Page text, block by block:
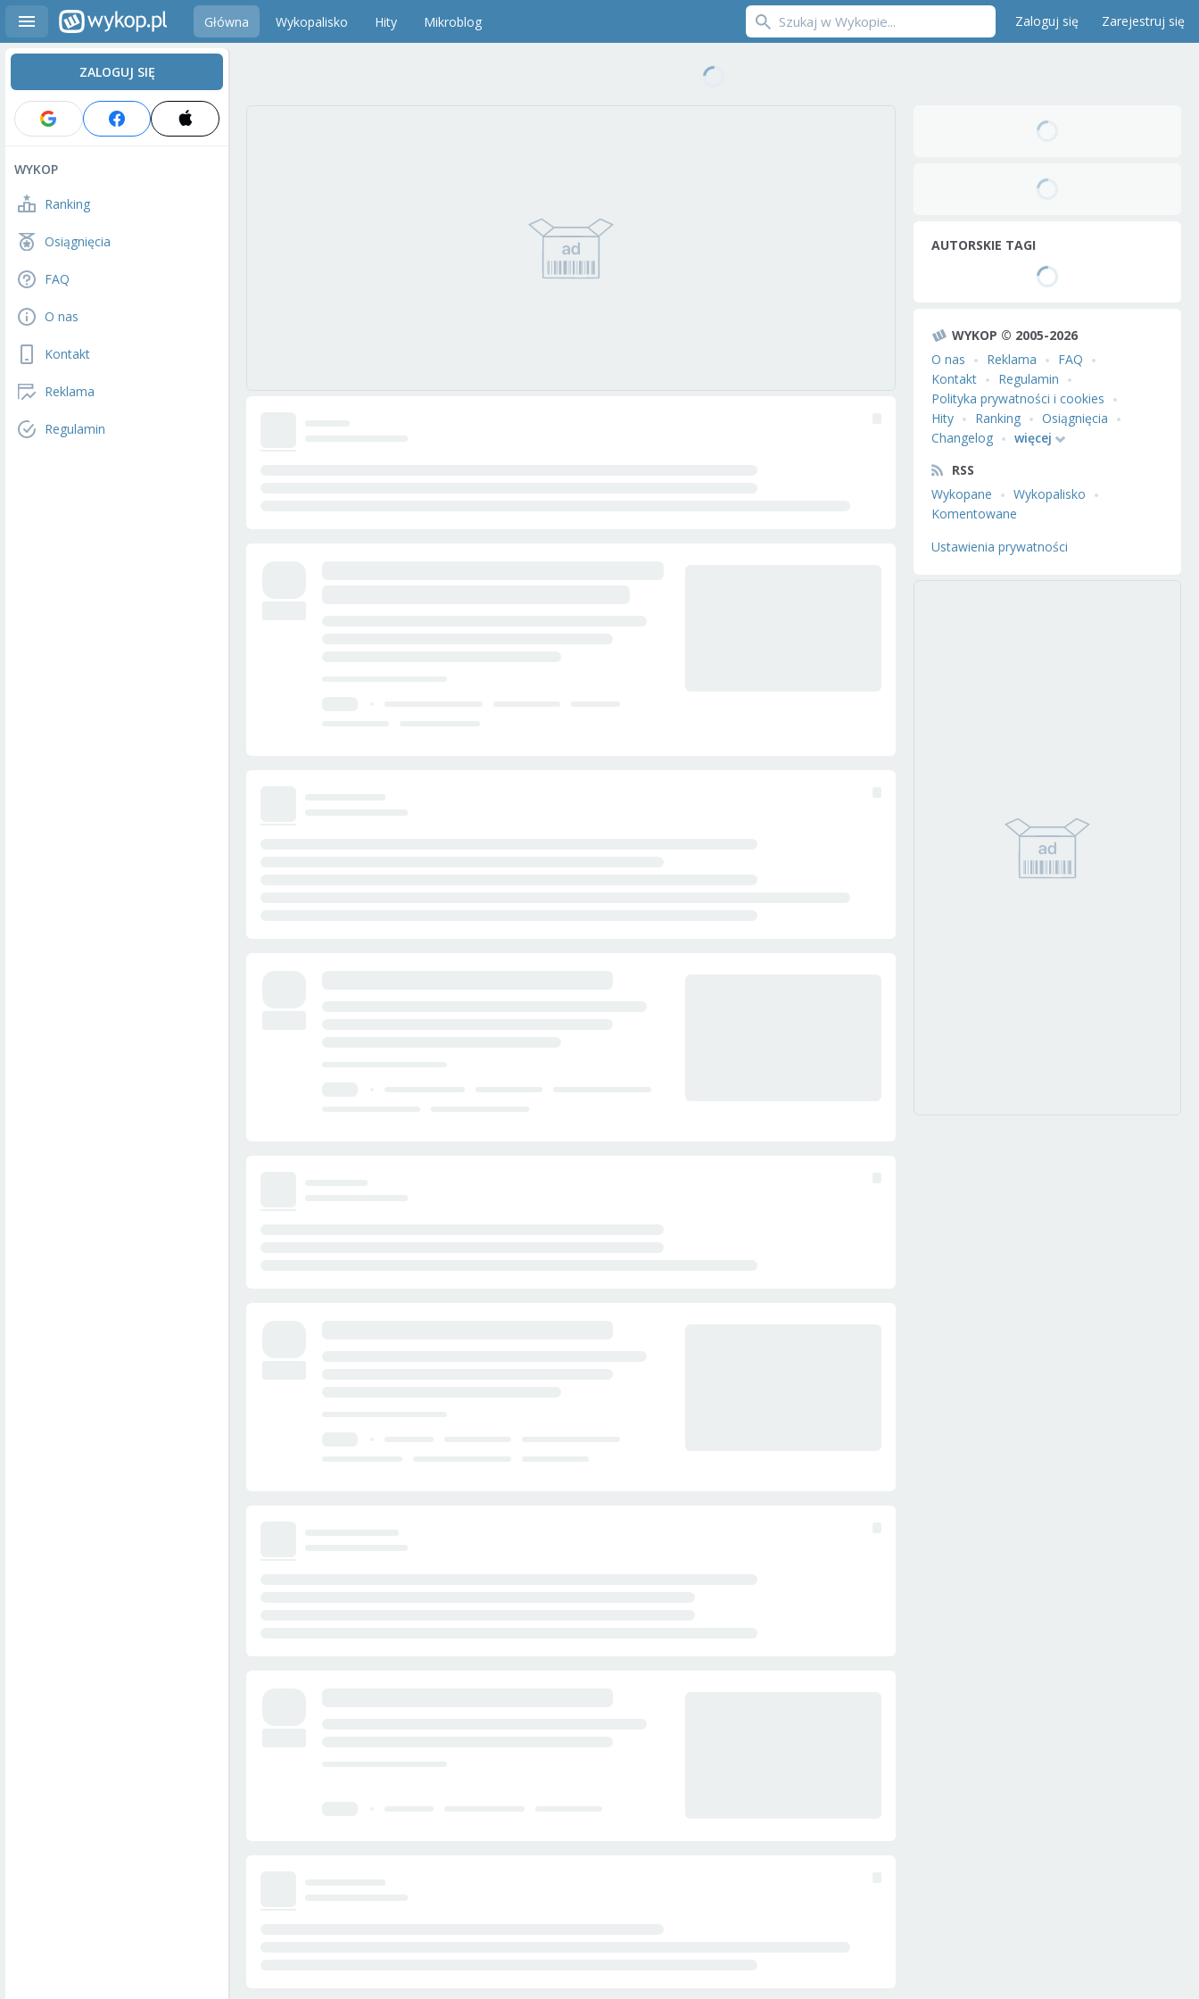
Główna Wykopalisko Hity Mikroblog Zaloguj się Zarejestruj się
ZALOGUJ SIĘ
WYKOP
Ranking
Osiągnięcia
FAQ
O nas
Kontakt
Reklama
Regulamin
AUTORSKIE TAGI
WYKOP © 2005-2026
O nas
Reklama
FAQ
Kontakt
Regulamin
Polityka prywatności i cookies
Hity
Ranking
Osiągnięcia
Changelog
więcej
RSS
Wykopane
Wykopalisko
Komentowane
Ustawienia prywatności